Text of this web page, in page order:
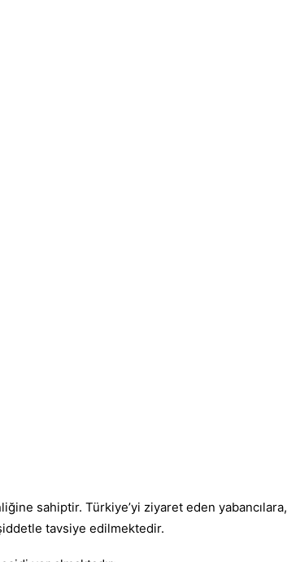
sahiptir. Türkiye’yi ziyaret eden yabancılara,
tavsiye edilmektedir.